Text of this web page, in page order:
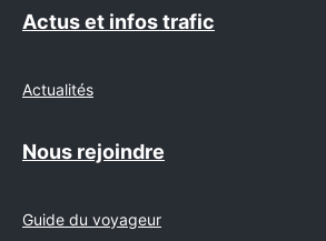
Actus et infos trafic
Actualités
Nous rejoindre
Guide du voyageur